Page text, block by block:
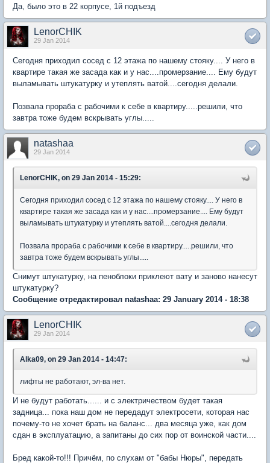
Да, было это в 22 корпусе, 1й подъезд
LenorCHIK
29 Jan 2014
Сегодня приходил сосед с 12 этажа по нашему стояку.... У него в
квартире такая же засада как и у нас....промерзание.... Ему будут
выламывать штукатурку и утеплять ватой....сегодня делали.
Позвала прораба с рабочими к себе в квартиру.....решили, что
завтра тоже будем вскрывать углы.....
natashaa
29 Jan 2014
LenorCHIK, on 29 Jan 2014 - 15:29:
Сегодня приходил сосед с 12 этажа по нашему стояку.... У него в
квартире такая же засада как и у нас....промерзание.... Ему будут
выламывать штукатурку и утеплять ватой....сегодня делали.
Позвала прораба с рабочими к себе в квартиру.....решили, что
завтра тоже будем вскрывать углы.....
Снимут штукатурку, на пеноблоки приклеют вату и заново нанесут
штукатурку?
Сообщение отредактировал natashaa: 29 January 2014 - 18:38
LenorCHIK
29 Jan 2014
Alka09, on 29 Jan 2014 - 14:47:
лифты не работают, эл-ва нет.
И не будут работать...... и с электричеством будет такая
задница... пока наш дом не передадут электросети, которая нас
почему-то не хочет брать на баланс... два месяца уже, как дом
сдан в эксплуатацию, а запитаны до сих пор от воинской части....
Бред какой-то!!! Причём, по слухам от "бабы Нюры", передать